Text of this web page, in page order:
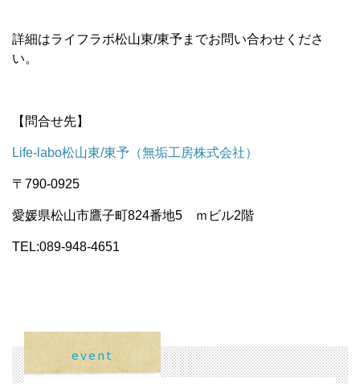
詳細はライフラボ松山東/東予までお問い合わせくださ
い。
【問合せ先】
Life-labo松山東/東予（無垢工房株式会社）
〒790-0925
愛媛県松山市鷹子町824番地5 ｍビル2階
TEL:089-948-4651
event